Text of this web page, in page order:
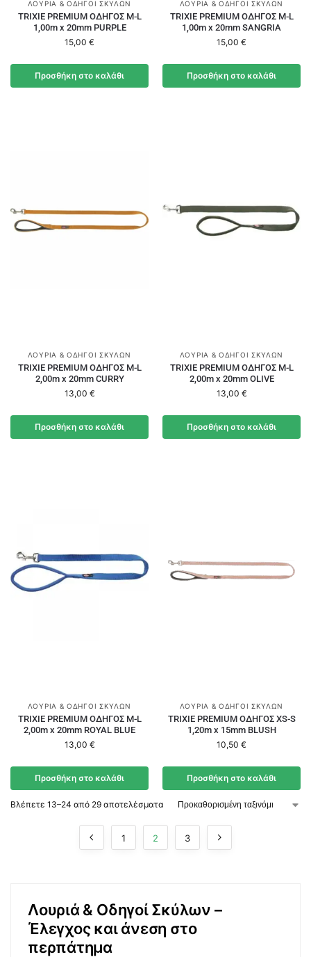
ΛΟΥΡΙΆ & ΟΔΗΓΟΊ ΣΚΎΛΩΝ
TRIXIE PREMIUM ΟΔΗΓΟΣ M-L
1,00m x 20mm PURPLE
15,00 €
Προσθήκη στο καλάθι
ΛΟΥΡΙΆ & ΟΔΗΓΟΊ ΣΚΎΛΩΝ
TRIXIE PREMIUM ΟΔΗΓΟΣ M-L
1,00m x 20mm SANGRIA
15,00 €
Προσθήκη στο καλάθι
ΛΟΥΡΙΆ & ΟΔΗΓΟΊ ΣΚΎΛΩΝ
TRIXIE PREMIUM ΟΔΗΓΟΣ M-L
2,00m x 20mm CURRY
13,00 €
Προσθήκη στο καλάθι
ΛΟΥΡΙΆ & ΟΔΗΓΟΊ ΣΚΎΛΩΝ
TRIXIE PREMIUM ΟΔΗΓΟΣ M-L
2,00m x 20mm OLIVE
13,00 €
Προσθήκη στο καλάθι
ΛΟΥΡΙΆ & ΟΔΗΓΟΊ ΣΚΎΛΩΝ
TRIXIE PREMIUM ΟΔΗΓΟΣ M-L
2,00m x 20mm ROYAL BLUE
13,00 €
Προσθήκη στο καλάθι
ΛΟΥΡΙΆ & ΟΔΗΓΟΊ ΣΚΎΛΩΝ
TRIXIE PREMIUM ΟΔΗΓΟΣ XS-S
1,20m x 15mm BLUSH
10,50 €
Προσθήκη στο καλάθι
Βλέπετε 13–24 από 29 αποτελέσματα
1 2 3
Λουριά & Οδηγοί Σκύλων –
Έλεγχος και άνεση στο
περπάτημα